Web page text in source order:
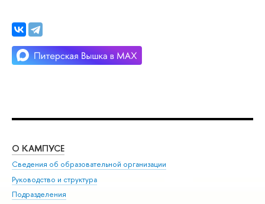
О КАМПУСЕ
Сведения об образовательной организации
Руководство и структура
Подразделения